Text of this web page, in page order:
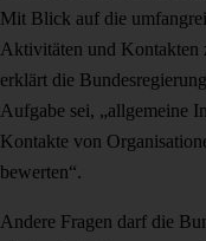
Mit Blick auf die
Aktivitäten und Kontakten
erklärt die
Aufgabe sei, „allgemeine
Kontakte von
bewerten“.
Andere Fragen darf die